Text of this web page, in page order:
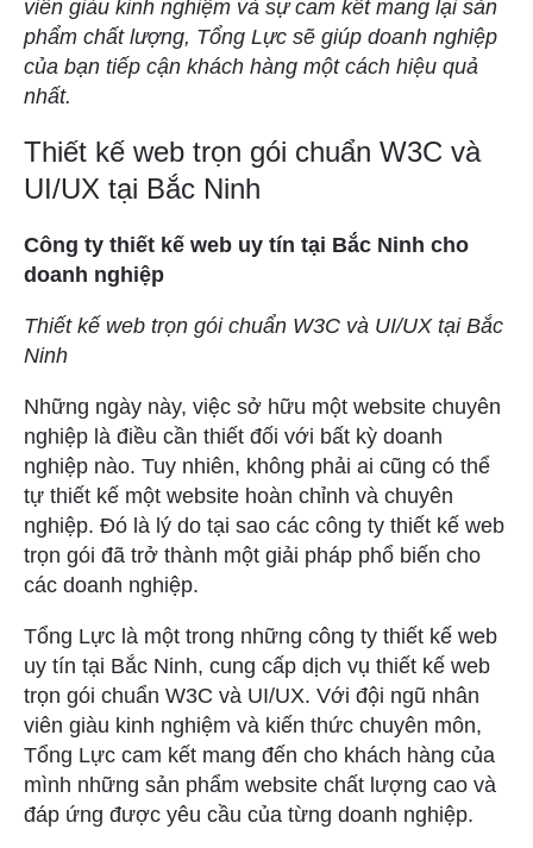
viên giàu kinh nghiệm và sự cam kết mang lại sản
phẩm chất lượng, Tổng Lực sẽ giúp doanh nghiệp
của bạn tiếp cận khách hàng một cách hiệu quả
nhất.
Thiết kế web trọn gói chuẩn W3C và
UI/UX tại Bắc Ninh
Công ty thiết kế web uy tín tại Bắc Ninh cho
doanh nghiệp
Thiết kế web trọn gói chuẩn W3C và UI/UX tại Bắc
Ninh
Những ngày này, việc sở hữu một website chuyên
nghiệp là điều cần thiết đối với bất kỳ doanh
nghiệp nào. Tuy nhiên, không phải ai cũng có thể
tự thiết kế một website hoàn chỉnh và chuyên
nghiệp. Đó là lý do tại sao các công ty thiết kế web
trọn gói đã trở thành một giải pháp phổ biến cho
các doanh nghiệp.
Tổng Lực là một trong những công ty thiết kế web
uy tín tại Bắc Ninh, cung cấp dịch vụ thiết kế web
trọn gói chuẩn W3C và UI/UX. Với đội ngũ nhân
viên giàu kinh nghiệm và kiến thức chuyên môn,
Tổng Lực cam kết mang đến cho khách hàng của
mình những sản phẩm website chất lượng cao và
đáp ứng được yêu cầu của từng doanh nghiệp.